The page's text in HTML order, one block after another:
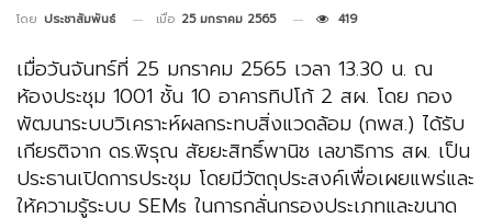
โดย ประชาสัมพันธ์ เมื่อ 25 มกราคม 2565 419
เมื่อวันจันทร์ที่ 25 มกราคม 2565 เวลา 13.30 น. ณ
ห้องประชุม 1001 ชั้น 10 อาคารทิปโก้ 2 สผ. โดย กอง
พัฒนาระบบวิเคราะห์ผลกระทบสิ่งแวดล้อม (กพส.) ได้รับ
เกียรติจาก ดร.พิรุณ สัยยะสิทธิ์พานิช เลขาธิการ สผ. เป็น
ประธานเปิดการประชุม โดยมีวัตถุประสงค์เพื่อเผยแพร่และ
ให้ความรู้ระบบ SEMs ในการกลั่นกรองประเภทและขนาด